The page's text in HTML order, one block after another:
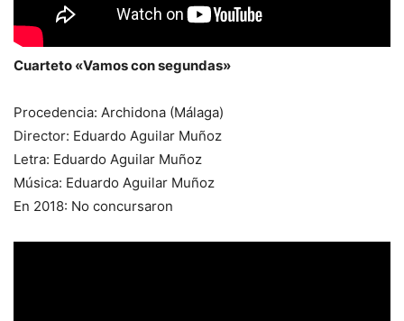
Cuarteto «Vamos con segundas»
Procedencia: Archidona (Málaga)
Director: Eduardo Aguilar Muñoz
Letra: Eduardo Aguilar Muñoz
Música: Eduardo Aguilar Muñoz
En 2018: No concursaron